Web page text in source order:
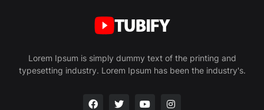
Lorem Ipsum is simply dummy text of the printing and
typesetting industry. Lorem Ipsum has been the industry's.